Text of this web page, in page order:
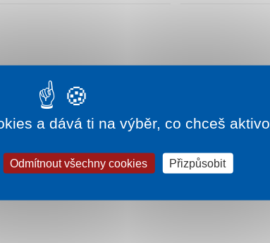
a dává ti na výběr, co chceš
Odmítnout všechny cookies Přizpůsobit